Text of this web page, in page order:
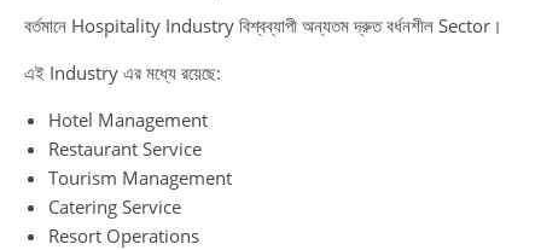
বর্তমানে Hospitality Industry বিশ্বব্যাপী অন্যতম দ্রুত বর্ধনশীল Sector।
এই Industry এর মধ্যে রয়েছে:
Hotel Management
Restaurant Service
Tourism Management
Catering Service
Resort Operations